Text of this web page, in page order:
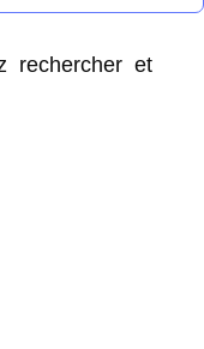
1:41
1:41
74
rechercher et